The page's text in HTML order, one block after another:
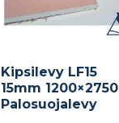
Kipsilevy LF15
15mm 1200×2750
Palosuojalevy